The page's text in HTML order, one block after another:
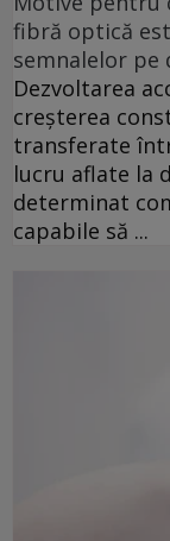
fibră optică
semnalelor pe
Dezvoltarea
creșterea
transferate
lucru aflate la
determinat
capabile să ...